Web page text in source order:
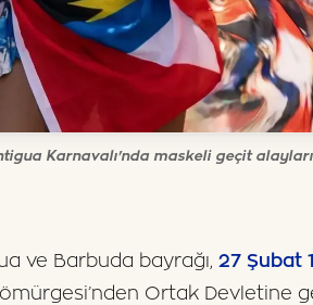
Karnavalı'nda maskeli geçit
ve Barbuda bayrağı, 27 Şubat
Ortak Devletine